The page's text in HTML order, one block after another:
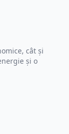
cât și
și o